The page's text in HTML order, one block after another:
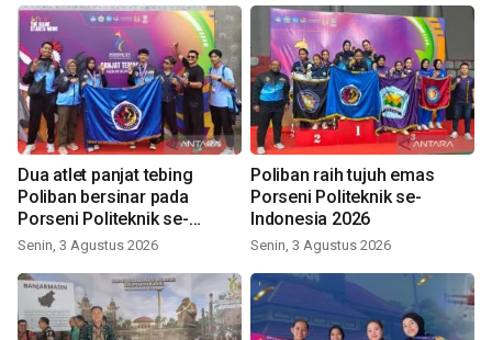
Dua atlet panjat tebing
Poliban bersinar pada
Porseni Politeknik se-
Indonesia 2026
Senin, 3 Agustus 2026
Poliban raih tujuh emas
Porseni Politeknik se-
Indonesia 2026
Senin, 3 Agustus 2026